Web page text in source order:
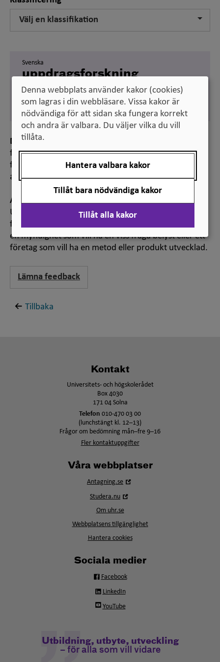
Välj en klassifikation
Svenska
uppdragsforskning
Engelska
contract research
Definition
forskning där en extern beställare bestämmer
forskningsområde och rätten till resultatet regleras i
avtal
Anmärkning
Uppdragsforskning kan till exempel utgöras av
forskning som en forskargrupp utför på uppdrag av
en myndighet som vill ha en viss fråga belyst eller ett
företag som vill ha en metod eller produkt utvecklad.
Lämna feedback
Tillbaka
Kontakt
Universitets- och högskolerådet
Box 4030
171 04 Solna
Telefon 010-470 03 00
(lunchstängt kl. 12–13)
Frågor om bedömning mån–fre 9–16
Fler kontaktuppgifter
Våra webbplatser
Antagning.se
Studera.nu
fönster
Om uhr.se
Webbplatsens tillgänglighet
Hantera cookies
Sociala medier
Facebook
LinkedIn
YouTube
Utbildning, utbyte, utveckling
– för alla som vill vidare
Denna webbplats använder kakor (cookies)
som lagras i din webbläsare. Vissa kakor är
nödvändiga för att sidan ska fungera korrekt
och andra är valbara. Du väljer vilka du vill
tillåta.
Hantera valbara kakor
Tillåt bara nödvändiga kakor
Tillåt alla kakor